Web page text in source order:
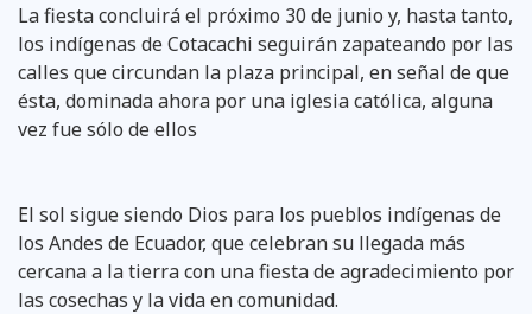
La fiesta concluirá el próximo 30 de junio y, hasta tanto,
los indígenas de Cotacachi seguirán zapateando por las
calles que circundan la plaza principal, en señal de que
ésta, dominada ahora por una iglesia católica, alguna
vez fue sólo de ellos
El sol sigue siendo Dios para los pueblos indígenas de
los Andes de Ecuador, que celebran su llegada más
cercana a la tierra con una fiesta de agradecimiento por
las cosechas y la vida en comunidad.